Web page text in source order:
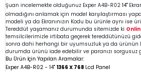
Şuan incelemekte olduğunuz Exper A4B-R02 14"
olmadığını anlamak için model karşılaştırması
modeli ya da Ekranınızın Kodu bu ürünle aynı ise
Tereddüt yaşamanız durumunda sitemizde ki
temsilcilerimizle irtibata geçerek tereddütünüzü
sonra dahi herhangi bir uyumsuzluk ya da ürünün
durumda ürünü iade edebilir ve paranızı sorgusuz
Bu Ürün İçin Yapılan Aramalar:
Exper A4B-R02 - 14" 1366 X 768 Lcd Panel